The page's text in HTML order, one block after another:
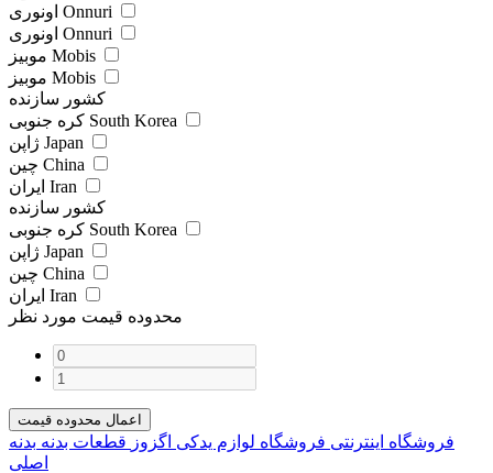
اونوری Onnuri
اونوری Onnuri
موبیز Mobis
موبیز Mobis
کشور سازنده
کره جنوبی South Korea
ژاپن Japan
چین China
ایران Iran
کشور سازنده
کره جنوبی South Korea
ژاپن Japan
چین China
ایران Iran
محدوده قیمت مورد نظر
اعمال محدوده قیمت
فروشگاه اینترنتی فروشگاه لوازم یدکی اگزوز قطعات بدنه بدنه
اصلی